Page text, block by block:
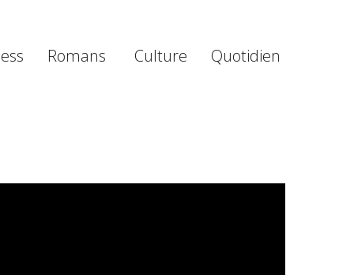
Romans Culture Quotidien